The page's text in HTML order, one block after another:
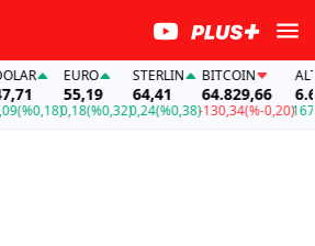
(%0,18)
EURO
55,19
0,18(%0,32)
STERLIN
64,41
0,24(%0,38)
BITCOIN
64.829,66
-130,34(%-0,20)
ALTIN